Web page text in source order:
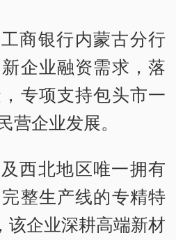
商银行内蒙古分行
企业融资需求，落
专项支持包头市一
营企业发展。
西北地区唯一拥有
整生产线的专精特
该企业深耕高端新材